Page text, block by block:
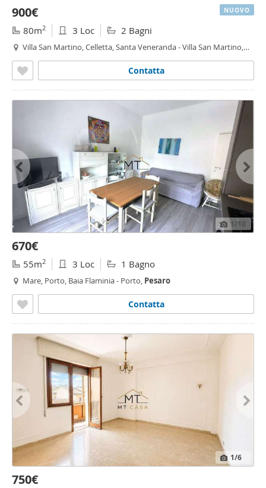
900€
80m2 3 Loc 2 Bagni
Villa San Martino, Celletta, Santa Veneranda - Villa San Martino,
Contatta
NUOVO
1/10
670€
55m2 3 Loc 1 Bagno
Mare, Porto, Baia Flaminia - Porto, Pesaro
Contatta
1/6
750€